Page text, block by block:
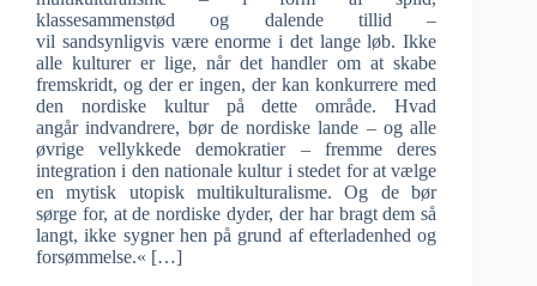
klassesammenstød og dalende tillid –
vil sandsynligvis være enorme i det lange løb. Ikke
alle kulturer er lige, når det handler om at skabe
fremskridt, og der er ingen, der kan konkurrere med
den nordiske kultur på dette område. Hvad
angår indvandrere, bør de nordiske lande – og alle
øvrige vellykkede demokratier – fremme deres
integration i den nationale kultur i stedet for at vælge
en mytisk utopisk multikulturalisme. Og de bør
sørge for, at de nordiske dyder, der har bragt dem så
langt, ikke sygner hen på grund af efterladenhed og
forsømmelse.« […]